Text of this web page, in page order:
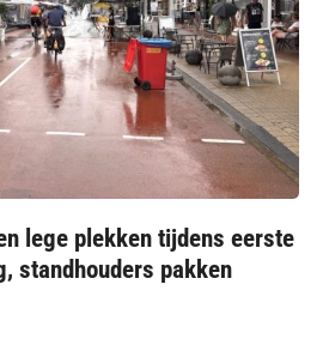
lege plekken tijdens eerste
standhouders pakken